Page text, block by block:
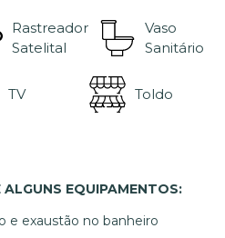
Rastreador
Satelital
Vaso
Sanitário
TV Toldo
EQUIPAMENTOS:
e exaustão no banheiro